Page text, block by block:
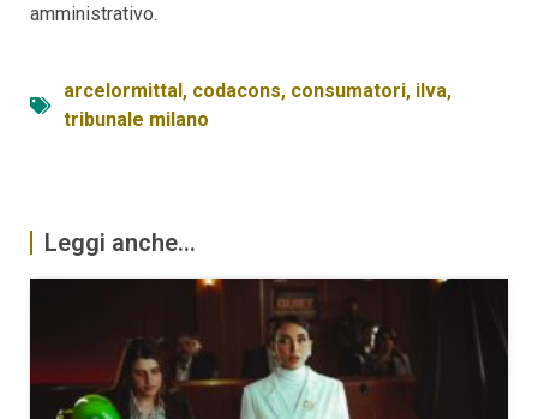
amministrativo.
arcelormittal, codacons, consumatori, ilva,
tribunale milano
Leggi anche...